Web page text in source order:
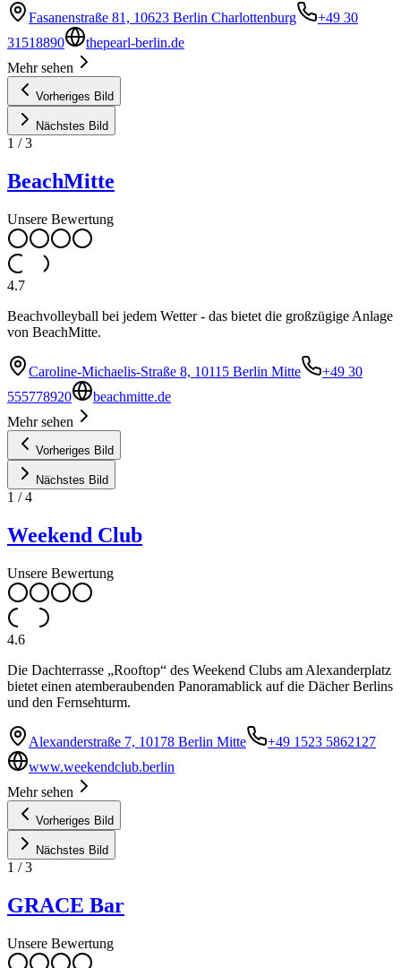
Fasanenstraße 81, 10623 Berlin Charlottenburg
+49 30
31518890
thepearl-berlin.de
Mehr sehen
Vorheriges Bild
Nächstes Bild
1 /3
BeachMitte
Unsere Bewertung
4.7
Beachvolleyball bei jedem Wetter - das bietet die großzügige Anlage
von BeachMitte.
Caroline-Michaelis-Straße 8, 10115 Berlin Mitte
+49 30
555778920
beachmitte.de
Mehr sehen
Vorheriges Bild
Nächstes Bild
1 /4
Weekend Club
Unsere Bewertung
4.6
Die Dachterrasse „Rooftop“ des Weekend Clubs am Alexanderplatz
bietet einen atemberaubenden Panoramablick auf die Dächer Berlins
und den Fernsehturm.
Alexanderstraße 7, 10178 Berlin Mitte
+49 1523 5862127
www.weekendclub.berlin
Mehr sehen
Vorheriges Bild
Nächstes Bild
1 /3
GRACE Bar
Unsere Bewertung